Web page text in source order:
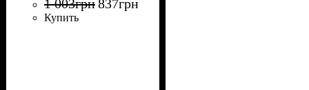
1 003грн837грн
Купить